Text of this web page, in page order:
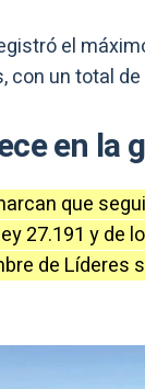
el
con un total
en la
que
27.191 y de
de Líderes